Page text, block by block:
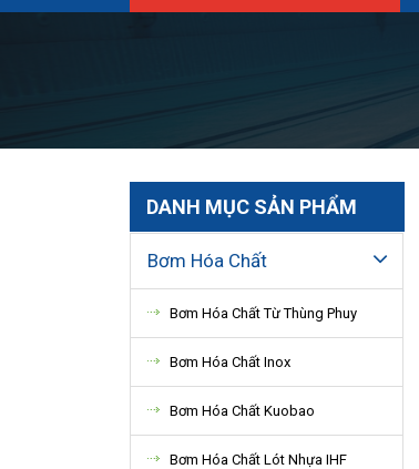
DANH MỤC SẢN PHẨM
Bơm Hóa Chất
Bơm Hóa Chất Từ Thùng Phuy
Bơm Hóa Chất Inox
Bơm Hóa Chất Kuobao
Bơm Hóa Chất Lót Nhựa IHF